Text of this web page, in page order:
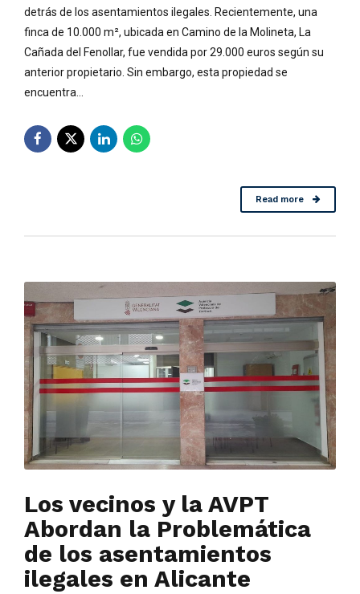
detrás de los asentamientos ilegales. Recientemente, una
finca de 10.000 m², ubicada en Camino de la Molineta, La
Cañada del Fenollar, fue vendida por 29.000 euros según su
anterior propietario. Sin embargo, esta propiedad se
encuentra...
Read more
Los vecinos y la AVPT
Abordan la Problemática
de los asentamientos
ilegales en Alicante